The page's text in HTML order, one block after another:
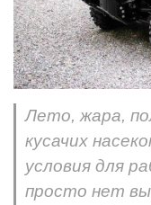
Лето, жара,
кусачих
условия для
просто нет